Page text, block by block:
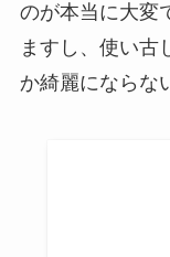
のが本当に大変
ますし、使い古
か綺麗にならな